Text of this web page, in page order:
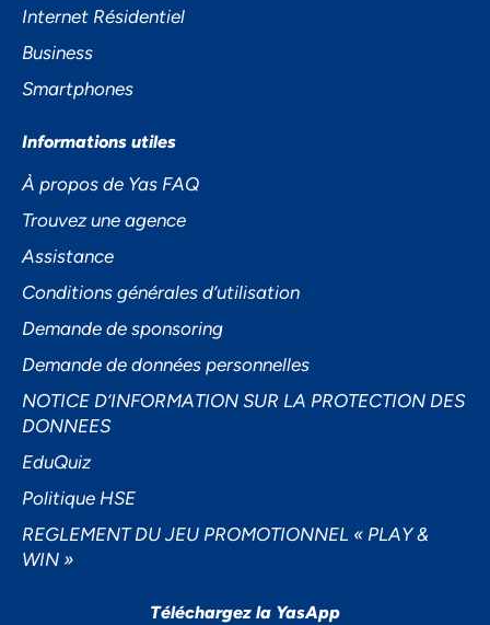
Internet Résidentiel
Business
Smartphones
Informations utiles
À propos de Yas FAQ
Trouvez une agence
Assistance
Conditions générales d’utilisation
Demande de sponsoring
Demande de données personnelles
NOTICE D’INFORMATION SUR LA PROTECTION DES
DONNEES
EduQuiz
Politique HSE
REGLEMENT DU JEU PROMOTIONNEL « PLAY &
WIN »
Téléchargez la YasApp
PRIVÉE
Préférences